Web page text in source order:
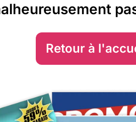
Retour à